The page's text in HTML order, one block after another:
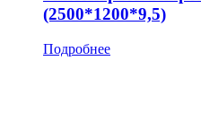
(2500*1200*9,5)
Подробнее